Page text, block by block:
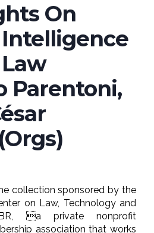
On
Parentoni,
collection sponsored by the
on Law, Technology and
a private nonprofit
association that works